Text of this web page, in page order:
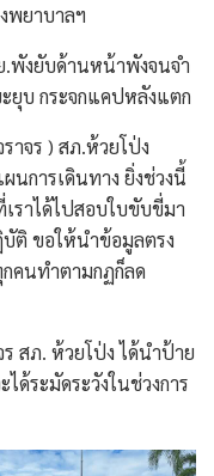
พยาบาลฯ
.พังยับด้านหน้าพังจนจำ
ยุบ กระจกแคปหลังแตก
าจร ) สภ.ห้วยโป่ง
นการเดินทาง ยิ่งช่วงนี้
ราได้ไปสอบใบขับขี่มา
ติ ขอให้นำข้อมูลตรง
คนทำตามกฏก็ลด
สภ. ห้วยโป่ง ได้นำป้าย
ด้ระมัดระวังในช่วงการ